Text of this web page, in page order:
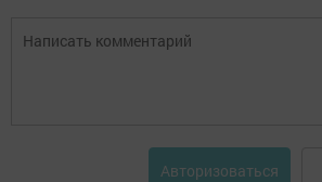
Авторизоваться